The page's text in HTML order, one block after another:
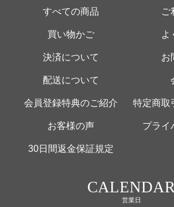
すべての商品 ご
買い物かご よ
決済について お
配送について
会員登録特典のご紹介 特定商取
お客様の声 プライ
30日間返金保証規定
営業日